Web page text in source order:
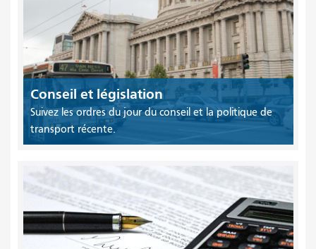
Conseil et législation
Suivez les ordres du jour du conseil et la politique de
transport récente.